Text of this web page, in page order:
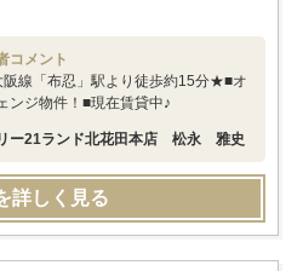
コメント
阪線「布忍」駅より徒歩約15分★■オ
ンジ物件！■現在賃貸中♪
ー21ランド北花田本店 松永 雅史
詳しく見る